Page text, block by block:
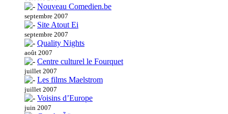
Nouveau Comedien.be
septembre 2007
Site Atout Ei
septembre 2007
Quality Nights
août 2007
Centre culturel le Fourquet
juillet 2007
Les films Maelstrom
juillet 2007
Voisins d’Europe
juin 2007